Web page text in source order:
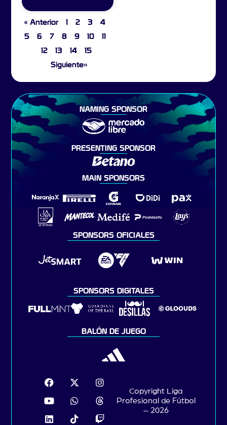
« Anterior 1 2 3
4
5
6 7 8 9 10
11
12
13 14
15
Siguiente»
NAMING SPONSOR
PRESENTING SPONSOR
MAIN SPONSORS
SPONSORS OFICIALES
SPONSORS DIGITALES
BALÓN DE JUEGO
Copyright Liga
Profesional de Fútbol
– 2026